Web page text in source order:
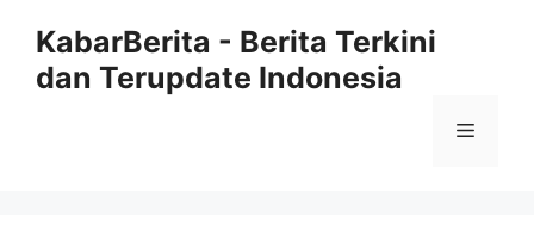
KabarBerita - Berita Terkini
dan Terupdate Indonesia
Menu